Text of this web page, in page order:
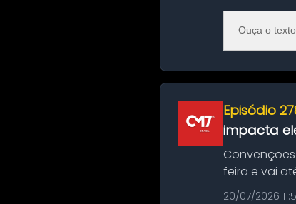
Ouça o texto
Episódio
impacta
feira e vai
suas
20/07/2026